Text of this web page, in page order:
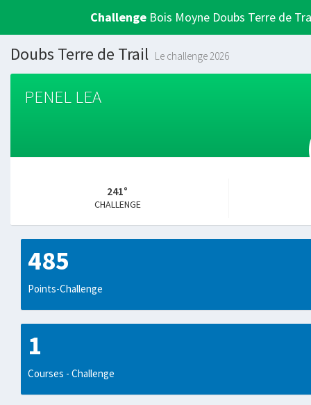
Challenge Bois Moyne Doubs Terre de
Doubs Terre de Trail Le challenge 2026
PENEL LEA
241°
CHALLENGE
485
Points-Challenge
1
Courses - Challenge